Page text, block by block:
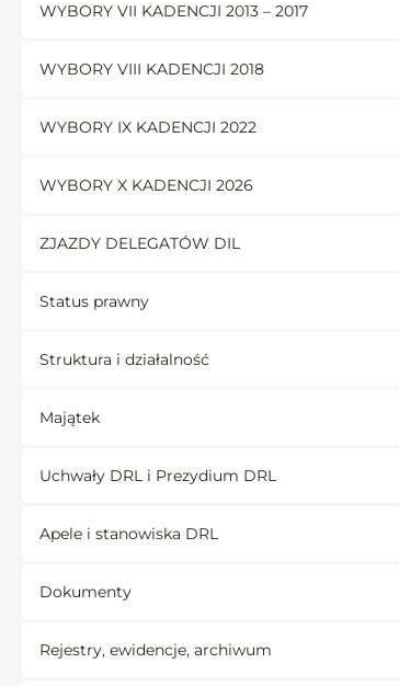
WYBORY VII KADENCJI 2013 – 2017
WYBORY VIII KADENCJI 2018
WYBORY IX KADENCJI 2022
WYBORY X KADENCJI 2026
ZJAZDY DELEGATÓW DIL
Status prawny
Struktura i działalność
Majątek
Uchwały DRL i Prezydium DRL
Apele i stanowiska DRL
Dokumenty
Rejestry, ewidencje, archiwum